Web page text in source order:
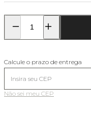
Calcule o prazo de entrega
Não sei meu CEP